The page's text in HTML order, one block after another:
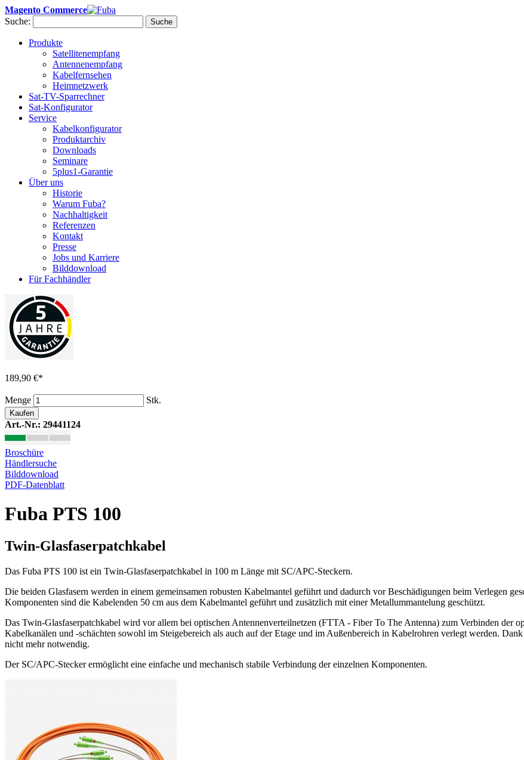
Magento Commerce
Suche:
Suche
Produkte
Satellitenempfang
Antennenempfang
Kabelfernsehen
Heimnetzwerk
Sat-TV-Sparrechner
Sat-Konfigurator
Service
Kabelkonfigurator
Produktarchiv
Downloads
Seminare
5plus1-Garantie
Über uns
Historie
Warum Fuba?
Nachhaltigkeit
Referenzen
Kontakt
Presse
Jobs und Karriere
Bilddownload
Für Fachhändler
189,90 €*
Menge Stk.
Kaufen
Art.-Nr.: 29441124
Broschüre
Händlersuche
Bilddownload
PDF-Datenblatt
Fuba PTS 100
Twin-Glasfaserpatchkabel
Das Fuba PTS 100 ist ein Twin-Glasfaserpatchkabel in 100 m Länge mit SC/APC-Steckern.
Die beiden Glasfasern werden in einem gemeinsamen robusten Kabelmantel geführt und dadurch vor Beschädigungen beim Verlegen
Komponenten sind die Kabelenden 50 cm aus dem Kabelmantel geführt und zusätzlich mit einer Metallummantelung geschützt.
Das Twin-Glasfaserpatchkabel wird vor allem bei optischen Antennenverteilnetzen (FTTA - Fiber To The Antenna) zum Verbinden der
Kabelkanälen und -schächten sowohl im Steigebereich als auch auf der Etage und im Außenbereich in Kabelrohren verlegt werden.
nicht mehr notwendig.
Der SC/APC-Stecker ermöglicht eine einfache und mechanisch stabile Verbindung der einzelnen Komponenten.